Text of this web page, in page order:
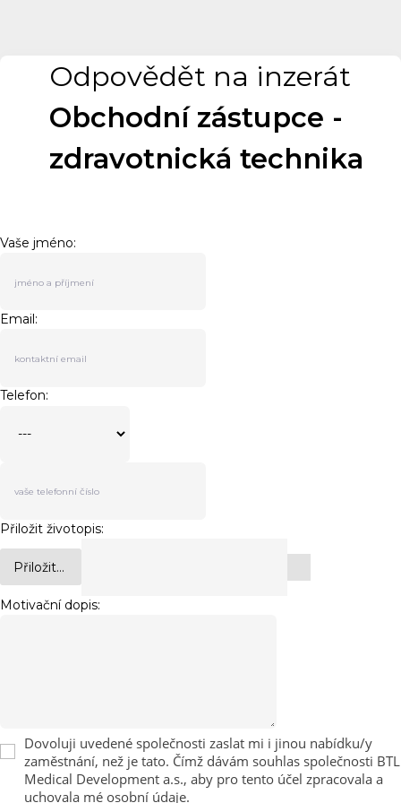
Odpovědět na inzerát
Obchodní zástupce -
zdravotnická technika
Vaše jméno:
Email:
Telefon:
Přiložit životopis:
Přiložit...
Motivační dopis:
Dovoluji uvedené společnosti zaslat mi i jinou nabídku/y
zaměstnání, než je tato. Čímž dávám souhlas společnosti BTL
Medical Development a.s., aby pro tento účel zpracovala a
uchovala mé osobní údaje.